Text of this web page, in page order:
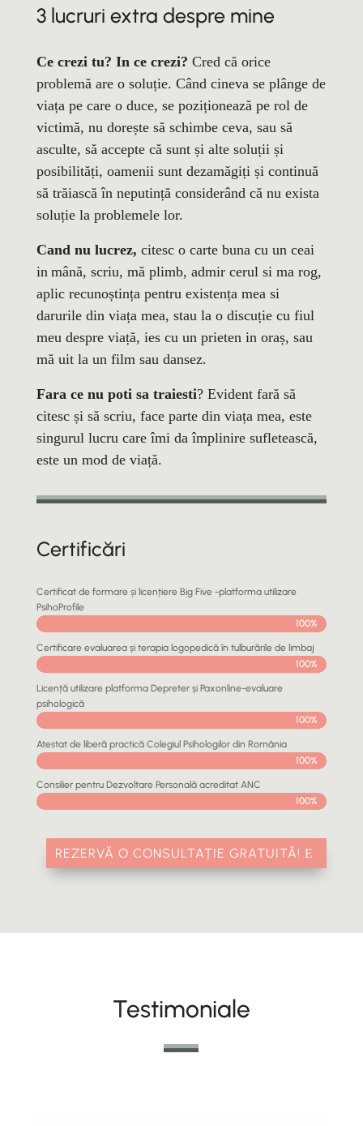
3 lucruri extra despre mine
Ce crezi tu? In ce crezi? Cred că orice
problemă are o soluție. Când cineva se plânge de
viața pe care o duce, se poziționează pe rol de
victimă, nu dorește să schimbe ceva, sau să
asculte, să accepte că sunt și alte soluții și
posibilități, oamenii sunt dezamăgiți și continuă
să trăiască în neputință considerând că nu exista
soluție la problemele lor.
Cand nu lucrez, citesc o carte buna cu un ceai
in mână, scriu, mă plimb, admir cerul si ma rog,
aplic recunoștința pentru existența mea si
darurile din viața mea, stau la o discuție cu fiul
meu despre viață, ies cu un prieten in oraș, sau
mă uit la un film sau dansez.
Fara ce nu poti sa traiesti? Evident fară să
citesc și să scriu, face parte din viața mea, este
singurul lucru care îmi da împlinire sufletească,
este un mod de viață.
Certificări
Certificat de formare și licențiere Big Five -platforma utilizare
PsihoProfile
100%
100%
Certificare evaluarea și terapia logopedică în tulburările de limbaj
100%
100%
Licență utilizare platforma Depreter și Paxonline-evaluare
psihologică
100%
100%
Atestat de liberă practică Colegiul Psihologilor din România
100%
100%
Consilier pentru Dezvoltare Personală acreditat ANC
100%
100%
REZERVĂ O CONSULTAȚIE GRATUITĂ!
Testimoniale